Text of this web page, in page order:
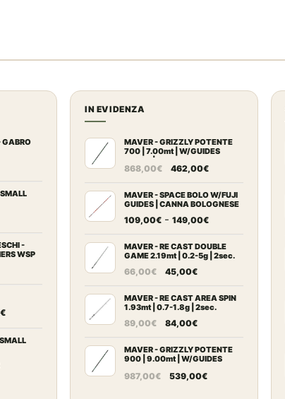
GABRO
-
WSP
€Fascia
prezzo:
IN EVIDENZA
MAVER - GRIZZLY POTENTE
700 | 7.00mt | W/GUIDES
BLOCK | Canna Trota Torrente
868,00€
Il
originale
era:
868,00€.
462,00€Il
attuale
è:
462,00€.
MAVER - SPACE BOLO W/FUJI
GUIDES | CANNA BOLOGNESE
109,00€ - 149,00€Fascia
prezzo:
da
149,00€
MAVER - RE CAST DOUBLE
GAME 2.19mt | 0.2-5g | 2sec.
66,00€
Il
originale
era:
66,00€.
45,00€Il
attuale
è:
45,00€.
MAVER - RE CAST AREA SPIN
1.93mt | 0.7-1.8g | 2sec.
89,00€
Il
originale
era:
89,00€.
84,00€Il
attuale
è:
84,00€.
MAVER - GRIZZLY POTENTE
900 | 9.00mt | W/GUIDES
987,00€
Il
539,00€Il